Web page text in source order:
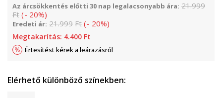
Az árcsökkentés előtti 30 nap legalacsonyabb ára: 21.999
Ft (- 20%)
Eredeti ár: 21.999 Ft (- 20%)
Megtakarítás: 4.400 Ft
Értesítést kérek a leárazásról
Elérhető különböző színekben: